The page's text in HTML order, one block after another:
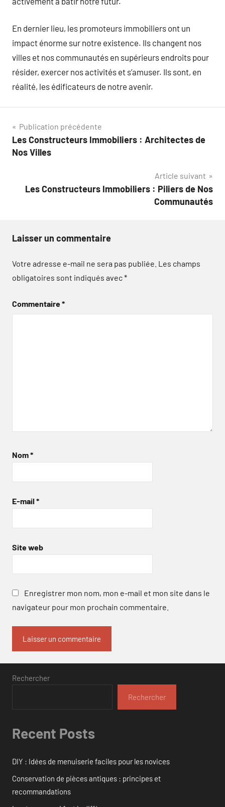
En dernier lieu, les promoteurs immobiliers ont un
impact énorme sur notre existence. Ils changent nos
villes et nos communautés en supérieurs endroits pour
résider, exercer nos activités et s’amuser. Ils sont, en
réalité, les édificateurs de notre avenir.
Navigation
de
Publication précédente
Les Constructeurs Immobiliers : Architectes de
Nos Villes
Article suivant
Les Constructeurs Immobiliers : Piliers de Nos
Communautés
Laisser un commentaire
Votre adresse e-mail ne sera pas publiée. Les champs
obligatoires sont indiqués avec*
Commentaire*
Nom*
E-mail *
Site web
Enregistrer mon nom, mon e-mail et mon site dans le
navigateur pour mon prochain commentaire.
Rechercher
Rechercher
Recent Posts
DIY : Idées de menuiserie faciles pour les novices
Conservation de pièces antiques : principes et
recommandations